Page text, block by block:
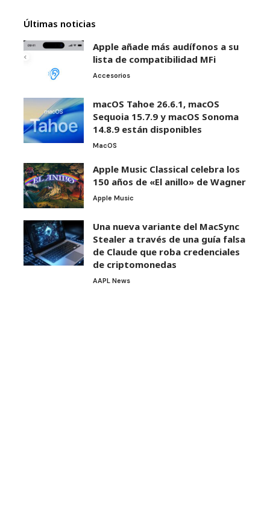
Últimas noticias
Apple añade más audífonos a su
lista de compatibilidad MFi
Accesorios
macOS Tahoe 26.6.1, macOS
Sequoia 15.7.9 y macOS Sonoma
14.8.9 están disponibles
MacOS
Apple Music Classical celebra los
150 años de «El anillo» de Wagner
Apple Music
Una nueva variante del MacSync
Stealer a través de una guía falsa
de Claude que roba credenciales
de criptomonedas
AAPL News